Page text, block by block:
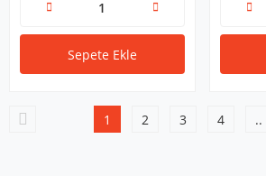
Sepete Ekle
1 2 3 4 ..